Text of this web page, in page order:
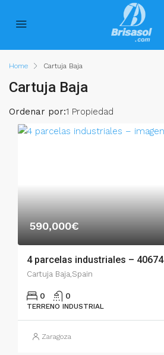
Home Cartuja Baja
Cartuja Baja
1 Propiedad
Ordenar por:
590,000€
4 parcelas industriales – 40674
Cartuja Baja,Spain
0 0
TERRENO INDUSTRIAL
Zaragoza